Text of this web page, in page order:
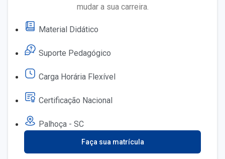
mudar a sua carreira.
Material Didático
Suporte Pedagógico
Carga Horária Flexível
Certificação Nacional
Palhoça - SC
Faça sua matrícula